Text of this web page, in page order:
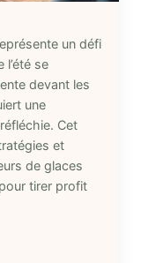
un défi
l’été se
devant les
une
Cet
et
de glaces
tirer profit